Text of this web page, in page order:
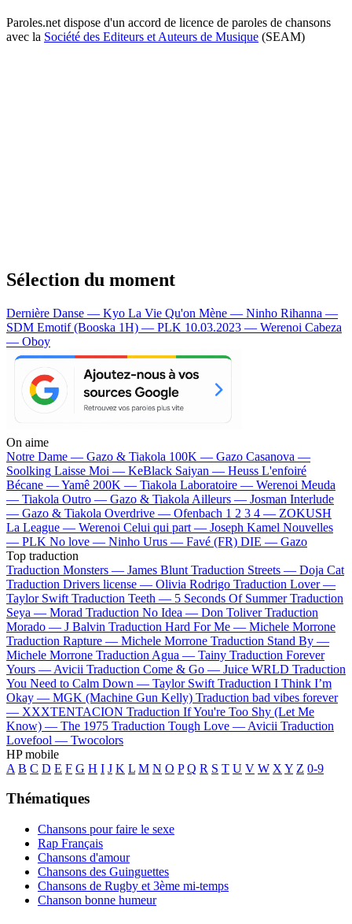
Paroles.net dispose d'un accord de licence de paroles de chansons
avec la Société des Editeurs et Auteurs de Musique (SEAM)
Sélection du moment
Dernière Danse — Kyo La Vie Qu'on Mène — Ninho Rihanna —
SDM Emotif (Booska 1H) — PLK 10.03.2023 — Werenoi Cabeza
— Oboy
On aime
Notre Dame — Gazo & Tiakola 100K — Gazo Casanova —
Soolking Laisse Moi — KeBlack Saiyan — Heuss L'enfoiré
Bécane —Yamê 200K — Tiakola Laboratoire — Werenoi Meuda
— Tiakola Outro — Gazo & Tiakola Ailleurs — Josman Interlude
— Gazo & Tiakola Overdrive — Ofenbach 1 2 3 4 — ZOKUSH
La League — Werenoi Celui qui part — Joseph Kamel Nouvelles
— PLK No love — Ninho Urus — Favé (FR) DIE — Gazo
Top traduction
Traduction Monsters — James Blunt Traduction Streets — Doja Cat
Traduction Drivers license — Olivia Rodrigo Traduction Lover —
Taylor Swift Traduction Teeth — 5 Seconds Of Summer Traduction
Seya — Morad Traduction No Idea — Don Toliver Traduction
Morado — J Balvin Traduction Hard For Me — Michele Morrone
Traduction Rapture — Michele Morrone Traduction Stand By —
Michele Morrone Traduction Agua — Tainy Traduction Forever
Yours — Avicii Traduction Come & Go — Juice WRLD Traduction
You Need to Calm Down — Taylor Swift Traduction I Think I’m
Okay — MGK (Machine Gun Kelly) Traduction bad vibes forever
— XXXTENTACION Traduction If You're Too Shy (Let Me
Know) — The 1975 Traduction Tough Love — Avicii Traduction
Lovefool — Twocolors
HP mobile
A B C D E F G H I J K L M N O P Q R S T U V W X Y Z 0-9
Thématiques
Chansons pour faire le sexe
Rap Français
Chansons d'amour
Chansons des Guinguettes
Chansons de Rugby et 3ème mi-temps
Chanson bonne humeur